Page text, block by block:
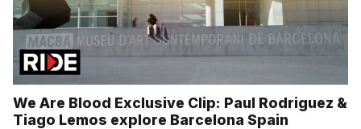
We Are Blood Exclusive Clip: Paul Rodriguez &
Tiago Lemos explore Barcelona Spain